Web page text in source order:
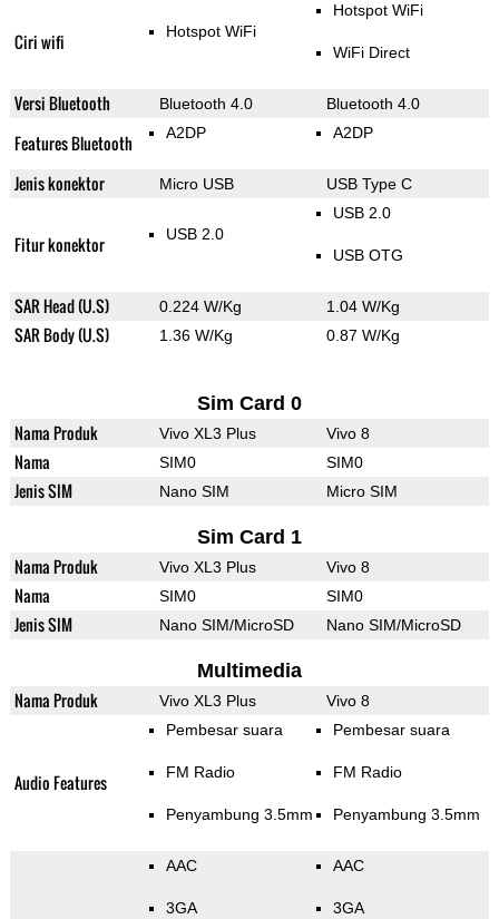
Ciri wifi Hotspot WiFi
Hotspot WiFi
WiFi Direct
Versi Bluetooth Bluetooth 4.0 Bluetooth 4.0
Features Bluetooth A2DP A2DP
Jenis konektor Micro USB USB Type C
Fitur konektor USB 2.0
USB 2.0
USB OTG
SAR Head (U.S) 0.224 W/Kg 1.04 W/Kg
SAR Body (U.S) 1.36 W/Kg 0.87 W/Kg
Sim Card 0
Nama Produk Vivo XL3 Plus Vivo 8
Nama SIM0 SIM0
Jenis SIM Nano SIM Micro SIM
Sim Card 1
Nama Produk Vivo XL3 Plus Vivo 8
Nama SIM0 SIM0
Jenis SIM Nano SIM/MicroSD Nano SIM/MicroSD
Multimedia
Nama Produk Vivo XL3 Plus Vivo 8
Audio Features
Pembesar suara
FM Radio
Penyambung 3.5mm
Pembesar suara
FM Radio
Penyambung 3.5mm
AAC
3GA
AAC
3GA